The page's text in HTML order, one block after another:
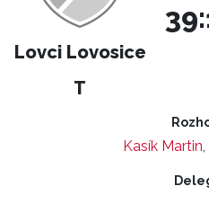
Lovci Lovosice
T
Kasík Martin,